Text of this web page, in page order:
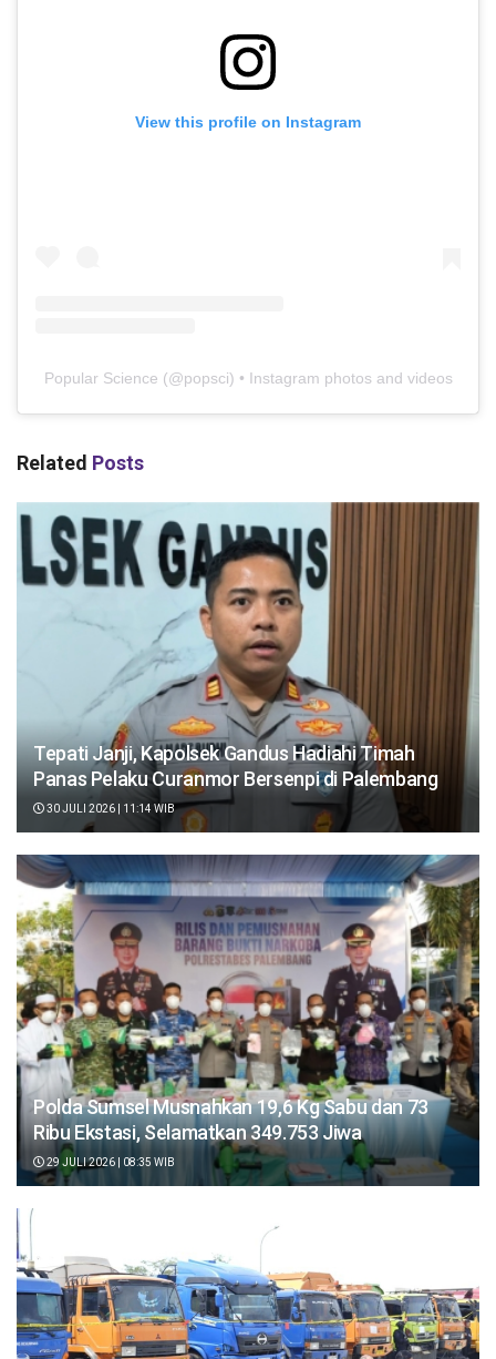
View this profile on Instagram
Popular Science (@popsci) • Instagram photos and videos
Related Posts
Tepati Janji, Kapolsek Gandus Hadiahi Timah
Panas Pelaku Curanmor Bersenpi di Palembang
30 JULI 2026 | 11:14 WIB
Polda Sumsel Musnahkan 19,6 Kg Sabu dan 73
Ribu Ekstasi, Selamatkan 349.753 Jiwa
29 JULI 2026 | 08:35 WIB